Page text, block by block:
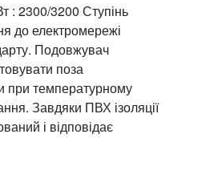
: 2300/3200 Ступінь
до електромережі
Подовжувач
поза
при температурному
Завдяки ПВХ ізоляції
і відповідає